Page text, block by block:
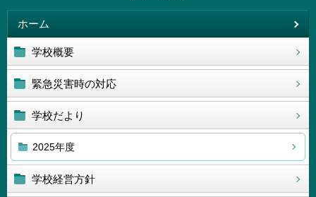
ホーム
学校概要
緊急災害時の対応
学校だより
2025年度
学校経営方針